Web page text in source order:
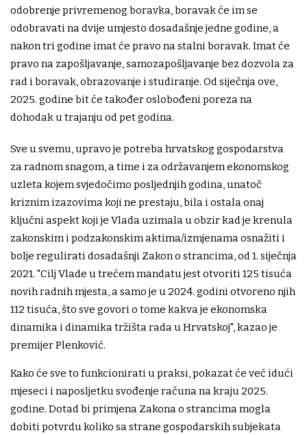
odobrenje privremenog boravka, boravak će im se
odobravati na dvije umjesto dosadašnje jedne godine, a
nakon tri godine imat će pravo na stalni boravak. Imat će
pravo na zapošljavanje, samozapošljavanje bez dozvola za
rad i boravak, obrazovanje i studiranje. Od siječnja ove,
2025. godine bit će također oslobođeni poreza na
dohodak u trajanju od pet godina.
Sve u svemu, upravo je potreba hrvatskog gospodarstva
za radnom snagom, a time i za održavanjem ekonomskog
uzleta kojem svjedočimo posljednjih godina, unatoč
kriznim izazovima koji ne prestaju, bila i ostala onaj
ključni aspekt koji je Vlada uzimala u obzir kad je krenula
zakonskim i podzakonskim aktima/izmjenama osnažiti i
bolje regulirati dosadašnji Zakon o strancima, od 1. siječnja
2021. "Cilj Vlade u trećem mandatu jest otvoriti 125 tisuća
novih radnih mjesta, a samo je u 2024. godini otvoreno njih
112 tisuća, što sve govori o tome kakva je ekonomska
dinamika i dinamika tržišta rada u Hrvatskoj", kazao je
premijer Plenković.
Kako će sve to funkcionirati u praksi, pokazat će već idući
mjeseci i naposljetku svođenje računa na kraju 2025.
godine. Dotad bi primjena Zakona o strancima mogla
dobiti potvrdu koliko sa strane gospodarskih subjekata